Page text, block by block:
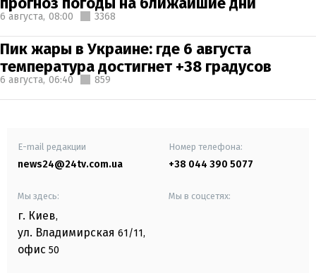
6 августа, 08:00 3368
Пик жары в Украине: где 6 августа
температура достигнет +38 градусов
6 августа, 06:40 859
E-mail редакции
news24@24tv.com.ua
Номер телефона:
+38 044 390 5077
Мы здесь:
г. Киев,
ул. Владимирская 61/11,
офис 50
Мы в соцсетях: